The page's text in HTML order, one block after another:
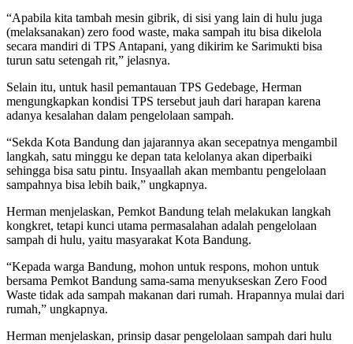
“Apabila kita tambah mesin gibrik, di sisi yang lain di hulu juga
(melaksanakan) zero food waste, maka sampah itu bisa dikelola
secara mandiri di TPS Antapani, yang dikirim ke Sarimukti bisa
turun satu setengah rit,” jelasnya.
Selain itu, untuk hasil pemantauan TPS Gedebage, Herman
mengungkapkan kondisi TPS tersebut jauh dari harapan karena
adanya kesalahan dalam pengelolaan sampah.
“Sekda Kota Bandung dan jajarannya akan secepatnya mengambil
langkah, satu minggu ke depan tata kelolanya akan diperbaiki
sehingga bisa satu pintu. Insyaallah akan membantu pengelolaan
sampahnya bisa lebih baik,” ungkapnya.
Herman menjelaskan, Pemkot Bandung telah melakukan langkah
kongkret, tetapi kunci utama permasalahan adalah pengelolaan
sampah di hulu, yaitu masyarakat Kota Bandung.
“Kepada warga Bandung, mohon untuk respons, mohon untuk
bersama Pemkot Bandung sama-sama menyukseskan Zero Food
Waste tidak ada sampah makanan dari rumah. Hrapannya mulai dari
rumah,” ungkapnya.
Herman menjelaskan, prinsip dasar pengelolaan sampah dari hulu